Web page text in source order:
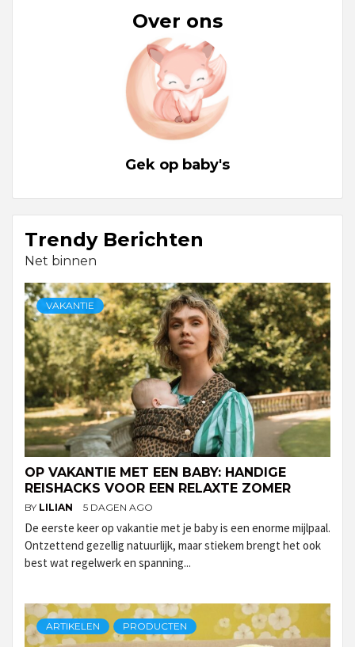
Over ons
Gek op baby's
Trendy Berichten
Net binnen
VAKANTIE
OP VAKANTIE MET EEN BABY: HANDIGE
REISHACKS VOOR EEN RELAXTE ZOMER
BY LILIAN 5 DAGEN AGO
De eerste keer op vakantie met je baby is een enorme mijlpaal.
Ontzettend gezellig natuurlijk, maar stiekem brengt het ook
best wat regelwerk en spanning...
ARTIKELEN PRODUCTEN